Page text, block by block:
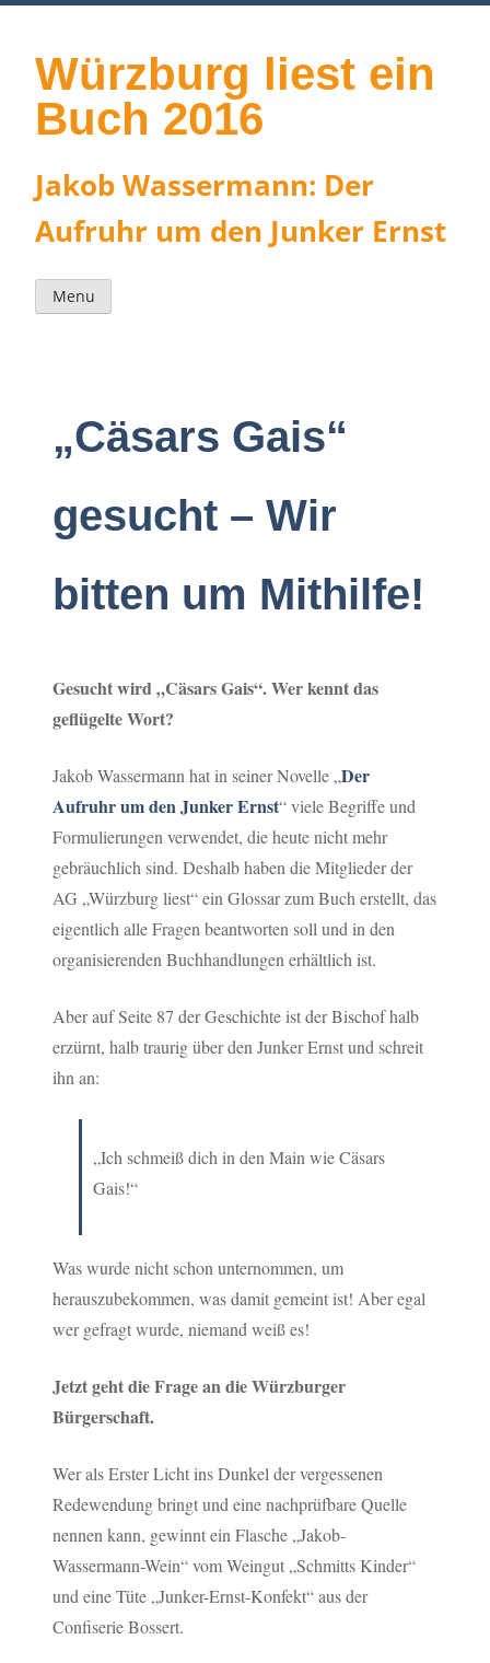
Skip
Würzburg liest ein
Buch 2016
Jakob Wassermann: Der
Aufruhr um den Junker Ernst
Menu
„Cäsars Gais“
gesucht – Wir
bitten um Mithilfe!
Gesucht wird „Cäsars Gais“. Wer kennt das
geflügelte Wort?
Jakob Wassermann hat in seiner Novelle „Der
Aufruhr um den Junker Ernst“ viele Begriffe und
Formulierungen verwendet, die heute nicht mehr
gebräuchlich sind. Deshalb haben die Mitglieder der
AG „Würzburg liest“ ein Glossar zum Buch erstellt, das
eigentlich alle Fragen beantworten soll und in den
organisierenden Buchhandlungen erhältlich ist.
Aber auf Seite 87 der Geschichte ist der Bischof halb
erzürnt, halb traurig über den Junker Ernst und schreit
ihn an:
„Ich schmeiß dich in den Main wie Cäsars
Gais!“
Was wurde nicht schon unternommen, um
herauszubekommen, was damit gemeint ist! Aber egal
wer gefragt wurde, niemand weiß es!
Jetzt geht die Frage an die Würzburger
Bürgerschaft.
Wer als Erster Licht ins Dunkel der vergessenen
Redewendung bringt und eine nachprüfbare Quelle
nennen kann, gewinnt ein Flasche „Jakob-
Wassermann-Wein“ vom Weingut „Schmitts Kinder“
und eine Tüte „Junker-Ernst-Konfekt“ aus der
Confiserie Bossert.